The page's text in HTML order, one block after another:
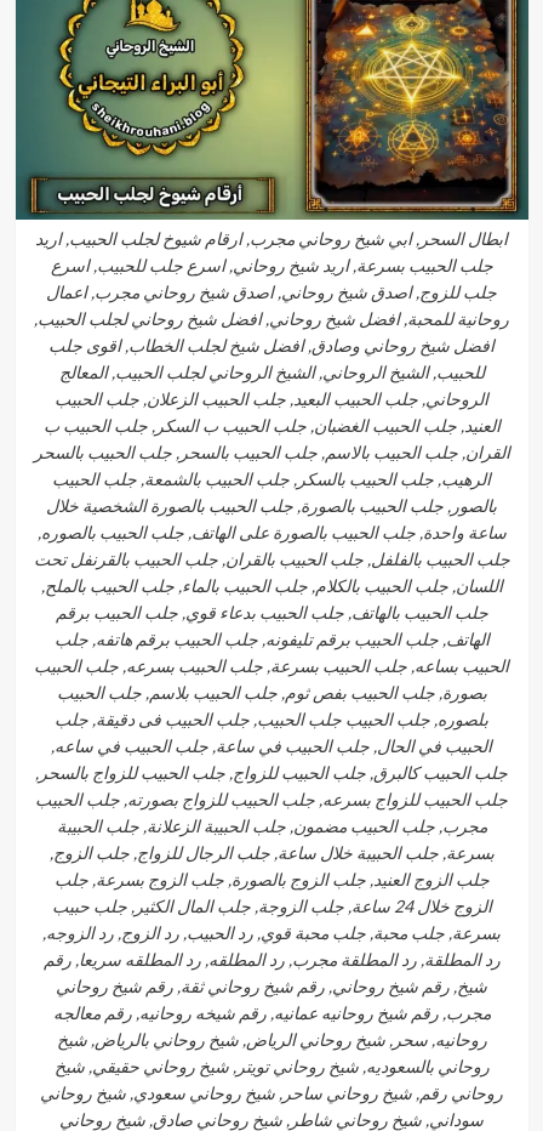
ابطال السحر, ابي شيخ روحاني مجرب, ارقام شيوخ لجلب الحبيب, اريد
جلب الحبيب بسرعة, اريد شيخ روحاني, اسرع جلب للحبيب, اسرع
جلب للزوج, اصدق شيخ روحاني, اصدق شيخ روحاني مجرب, اعمال
روحانية للمحبة, افضل شيخ روحاني, افضل شيخ روحاني لجلب الحبيب,
افضل شيخ روحاني وصادق, افضل شيخ لجلب الخطاب, اقوى جلب
للحبيب, الشيخ الروحاني, الشيخ الروحاني لجلب الحبيب, المعالج
الروحاني, جلب الحبيب البعيد, جلب الحبيب الزعلان, جلب الحبيب
العنيد, جلب الحبيب الغضبان, جلب الحبيب ب السكر, جلب الحبيب ب
القران, جلب الحبيب بالاسم, جلب الحبيب بالسحر, جلب الحبيب بالسحر
الرهيب, جلب الحبيب بالسكر, جلب الحبيب بالشمعة, جلب الحبيب
بالصور, جلب الحبيب بالصورة, جلب الحبيب بالصورة الشخصية خلال
ساعة واحدة, جلب الحبيب بالصورة على الهاتف, جلب الحبيب بالصوره,
جلب الحبيب بالفلفل, جلب الحبيب بالقران, جلب الحبيب بالقرنفل تحت
اللسان, جلب الحبيب بالكلام, جلب الحبيب بالماء, جلب الحبيب بالملح,
جلب الحبيب بالهاتف, جلب الحبيب بدعاء قوي, جلب الحبيب برقم
الهاتف, جلب الحبيب برقم تليفونه, جلب الحبيب برقم هاتفه, جلب
الحبيب بساعه, جلب الحبيب بسرعة, جلب الحبيب بسرعه, جلب الحبيب
بصورة, جلب الحبيب بفص ثوم, جلب الحبيب بلاسم, جلب الحبيب
بلصوره, جلب الحبيب جلب الحبيب, جلب الحبيب فى دقيقة, جلب
الحبيب في الحال, جلب الحبيب في ساعة, جلب الحبيب في ساعه,
جلب الحبيب كالبرق, جلب الحبيب للزواج, جلب الحبيب للزواج بالسحر,
جلب الحبيب للزواج بسرعه, جلب الحبيب للزواج بصورته, جلب الحبيب
مجرب, جلب الحبيب مضمون, جلب الحبيبة الزعلانة, جلب الحبيبة
بسرعة, جلب الحبيبة خلال ساعة, جلب الرجال للزواج, جلب الزوج,
جلب الزوج العنيد, جلب الزوج بالصورة, جلب الزوج بسرعة, جلب
الزوج خلال 24 ساعة, جلب الزوجة, جلب المال الكثير, جلب حبيب
بسرعة, جلب محبة, جلب محبة قوي, رد الحبيب, رد الزوج, رد الزوجه,
رد المطلقة, رد المطلقة مجرب, رد المطلقه, رد المطلقه سريعا, رقم
شيخ, رقم شيخ روحاني, رقم شيخ روحاني ثقة, رقم شيخ روحاني
مجرب, رقم شيخ روحانيه عمانيه, رقم شيخه روحانيه, رقم معالجه
روحانيه, سحر, شيخ روحاني الرياض, شيخ روحاني بالرياض, شيخ
روحاني بالسعوديه, شيخ روحاني تويتر, شيخ روحاني حقيقي, شيخ
روحاني رقم, شيخ روحاني ساحر, شيخ روحاني سعودي, شيخ روحاني
سوداني, شيخ روحاني شاطر, شيخ روحاني صادق, شيخ روحاني